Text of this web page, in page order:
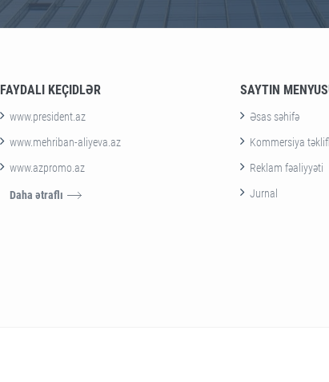
FAYDALI KEÇIDLƏR
www.president.az
www.mehriban-aliyeva.az
www.azpromo.az
Daha ətraflı
SAYTIN
Əsas səhifə
Kommersiya
Reklam fəaliyyəti
Jurnal